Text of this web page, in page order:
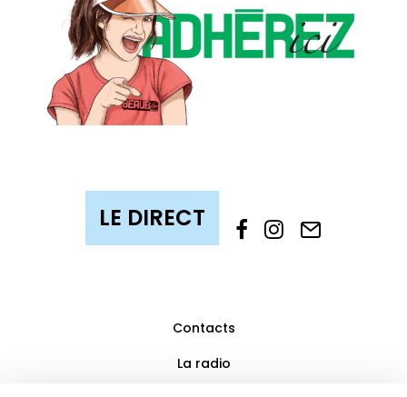
Contacts
La radio